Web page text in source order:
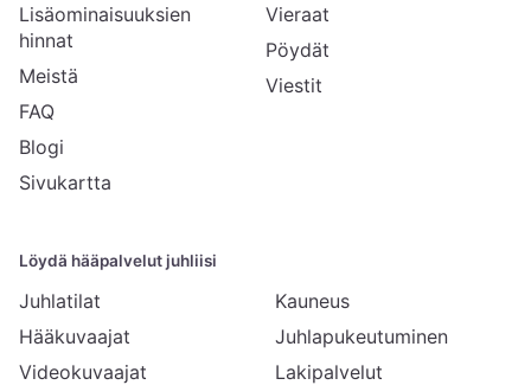
Lisäominaisuuksien
hinnat
Meistä
FAQ
Blogi
Sivukartta
Vieraat
Pöydät
Viestit
Löydä hääpalvelut juhliisi
Juhlatilat
Hääkuvaajat
Videokuvaajat
Kauneus
Juhlapukeutuminen
Lakipalvelut